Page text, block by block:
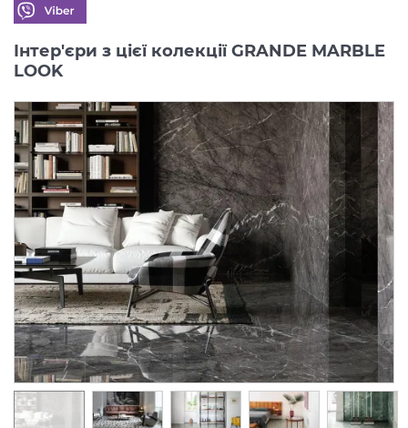
Інтер'єри з цієї колекції GRANDE MARBLE
LOOK